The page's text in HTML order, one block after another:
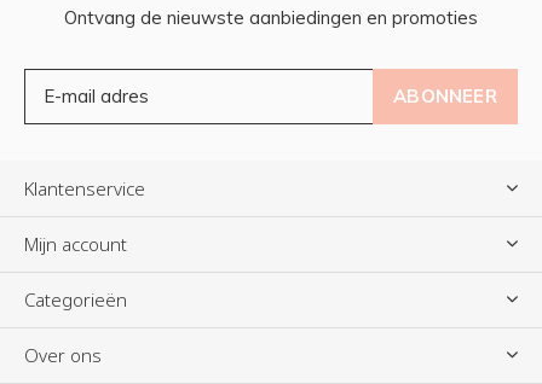
Ontvang de nieuwste aanbiedingen en promoties
ABONNEER
Klantenservice
Mijn account
Categorieën
Over ons